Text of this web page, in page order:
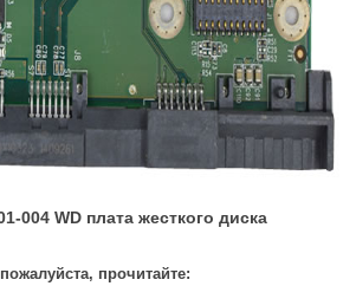
004 WD плата жесткого диска
прочитайте: